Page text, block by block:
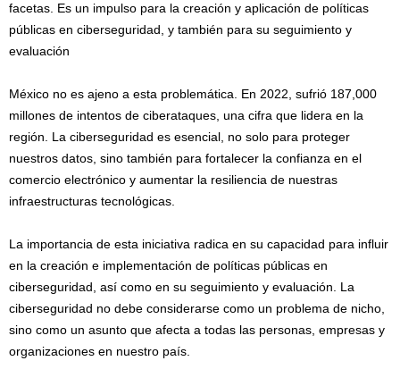
facetas. Es un impulso para la creación y aplicación de políticas
públicas en ciberseguridad, y también para su seguimiento y
evaluación
México no es ajeno a esta problemática. En 2022, sufrió 187,000
millones de intentos de ciberataques, una cifra que lidera en la
región. La ciberseguridad es esencial, no solo para proteger
nuestros datos, sino también para fortalecer la confianza en el
comercio electrónico y aumentar la resiliencia de nuestras
infraestructuras tecnológicas.
La importancia de esta iniciativa radica en su capacidad para influir
en la creación e implementación de políticas públicas en
ciberseguridad, así como en su seguimiento y evaluación. La
ciberseguridad no debe considerarse como un problema de nicho,
sino como un asunto que afecta a todas las personas, empresas y
organizaciones en nuestro país.